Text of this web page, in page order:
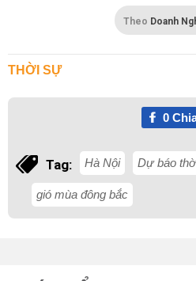
Theo Doanh
THỜI SỰ
0
Tag: Hà Nội Dự báo
gió mùa đông bắc